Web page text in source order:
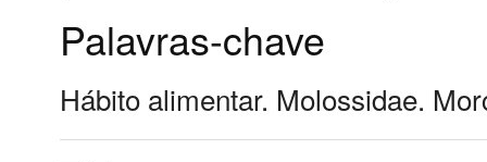
Palavras-chave
Hábito alimentar. Molossidae.